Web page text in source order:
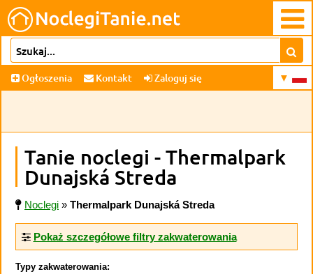
Ogłoszenia Kontakt Zaloguj się
Tanie noclegi - Thermalpark
Dunajská Streda
Noclegi » Thermalpark Dunajská Streda
Pokaż szczegółowe filtry zakwaterowania
Typy zakwaterowania: